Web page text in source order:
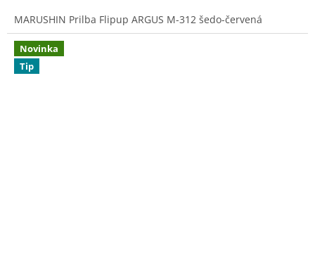
z
5
hviezdičiek.
MARUSHIN Prilba Flipup ARGUS M-312 šedo-červená
Novinka
Tip